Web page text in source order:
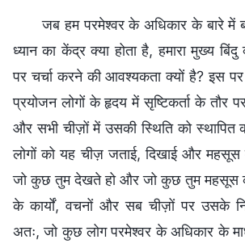
जब हम परमेश्वर के अधिकार के बारे में
ध्यान का केंद्र क्या होता है, हमारा मुख्य
पर चर्चा करने की आवश्यकता क्यों है? इस पर
प्रयोजन लोगों के हृदय में सृष्टिकर्ता के तौर
और सभी चीज़ों में उसकी स्थिति को
लोगों को यह चीज़ जताई, दिखाई और
जो कुछ तुम देखते हो और जो कुछ तुम महसूस
के कार्यों, वचनों और सब चीज़ों पर उसके
अतः, जो कुछ लोग परमेश्वर के अधिकार के